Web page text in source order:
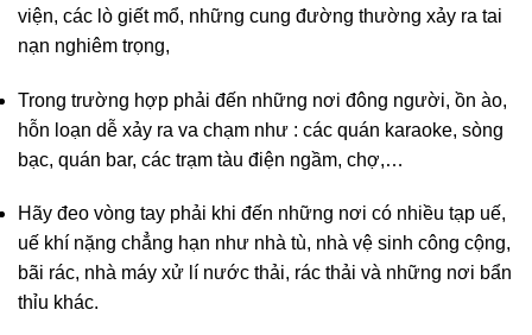
viện, các lò giết mổ, những cung đường thường xảy ra ​​tai
nạn nghiêm trọng,
Trong trường hợp phải đến những nơi đông người, ồn ào,
hỗn loạn dễ xảy ra va chạm như : các quán karaoke, sòng
bạc, quán bar, các trạm tàu điện ngầm, chợ,…
Hãy đeo vòng tay phải khi đến những nơi có nhiều tạp uế,
uế khí nặng chẳng hạn như nhà tù, nhà vệ sinh công cộng,
bãi rác, nhà máy xử lí nước thải, rác thải và những nơi bẩn
thỉu khác.